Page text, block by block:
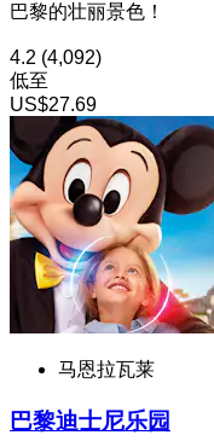
巴黎的壮丽景色！
4.2 (4,092)
低至
US$27.69
马恩拉瓦莱
巴黎迪士尼乐园